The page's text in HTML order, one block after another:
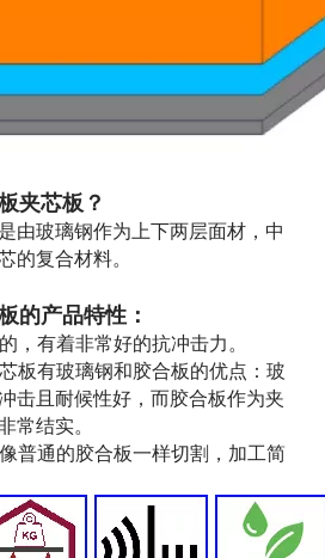
夹芯板？
由玻璃钢作为上下两层面材，中
的复合材料。
的产品特性：
，有着非常好的抗冲击力。
板有玻璃钢和胶合板的优点：玻
击且耐候性好，而胶合板作为夹
常结实。
普通的胶合板一样切割，加工简